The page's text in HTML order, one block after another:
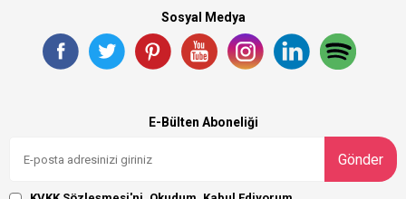
Sosyal Medya
E-Bülten Aboneliği
Gönder